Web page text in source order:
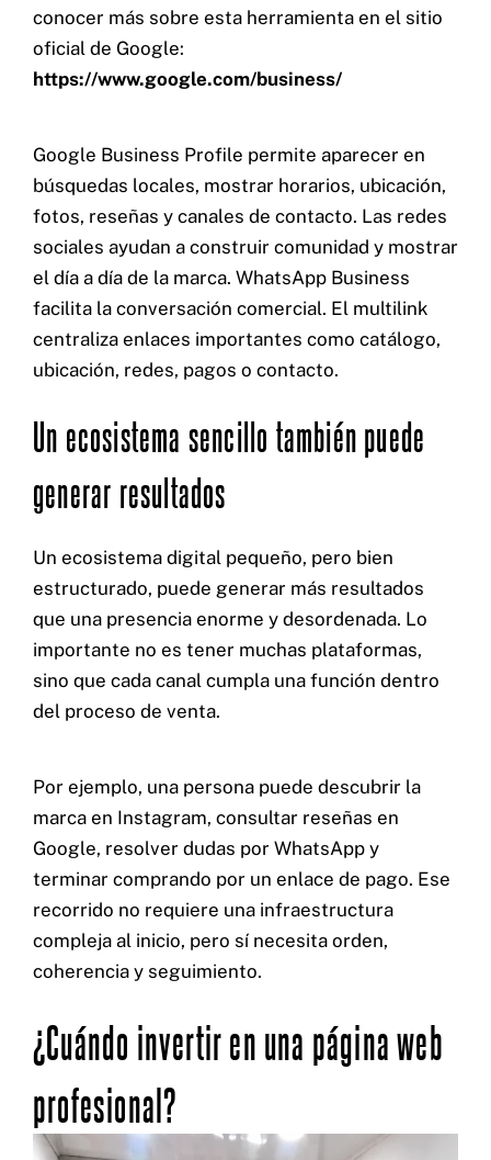
conocer más sobre esta herramienta en el sitio
oficial de Google:
https://www.google.com/business/
Google Business Profile permite aparecer en
búsquedas locales, mostrar horarios, ubicación,
fotos, reseñas y canales de contacto. Las redes
sociales ayudan a construir comunidad y mostrar
el día a día de la marca. WhatsApp Business
facilita la conversación comercial. El multilink
centraliza enlaces importantes como catálogo,
ubicación, redes, pagos o contacto.
Un ecosistema sencillo también puede
generar resultados
Un ecosistema digital pequeño, pero bien
estructurado, puede generar más resultados
que una presencia enorme y desordenada. Lo
importante no es tener muchas plataformas,
sino que cada canal cumpla una función dentro
del proceso de venta.
Por ejemplo, una persona puede descubrir la
marca en Instagram, consultar reseñas en
Google, resolver dudas por WhatsApp y
terminar comprando por un enlace de pago. Ese
recorrido no requiere una infraestructura
compleja al inicio, pero sí necesita orden,
coherencia y seguimiento.
¿Cuándo invertir en una página web
profesional?